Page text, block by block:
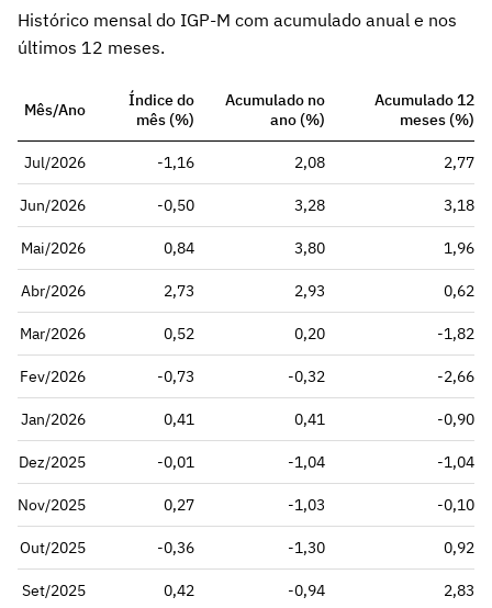
Histórico mensal do IGP-M com acumulado anual e nos
últimos 12 meses.
Mês/Ano
Índice do
mês (%)
Acumulado no
ano (%)
Acumulado 12
meses (%)
Jul/2026 -1,16 2,08 2,77
Jun/2026 -0,50 3,28 3,18
Mai/2026 0,84 3,80 1,96
Abr/2026 2,73 2,93 0,62
Mar/2026 0,52 0,20 -1,82
Fev/2026 -0,73 -0,32 -2,66
Jan/2026 0,41 0,41 -0,90
Dez/2025 -0,01 -1,04 -1,04
Nov/2025 0,27 -1,03 -0,10
Out/2025 -0,36 -1,30 0,92
Set/2025 0,42 -0,94 2,83